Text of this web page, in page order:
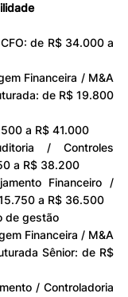
de R$ 34.000 a
Financeira / M&A
de R$ 19.800
a R$ 41.000
/ Controles
a R$ 38.200
Financeiro /
a R$ 36.500
de gestão
Financeira / M&A
Sênior: de R$
/ Controladoria